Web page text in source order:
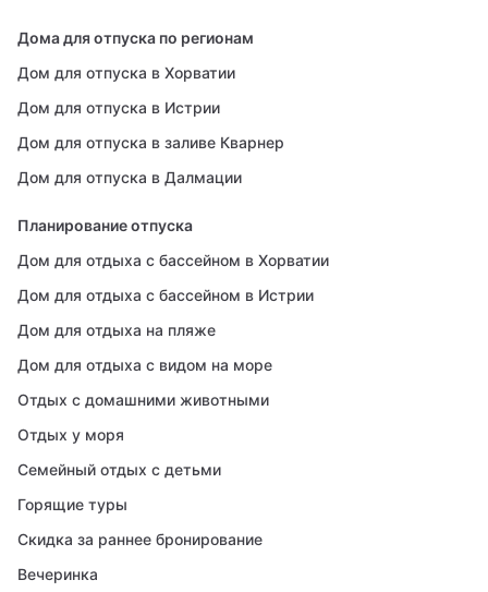
Дома для отпуска по регионам
Дом для отпуска в Хорватии
Дом для отпуска в Истрии
Дом для отпуска в заливе Кварнер
Дом для отпуска в Далмации
Планирование отпуска
Дом для отдыха с бассейном в Хорватии
Дом для отдыха с бассейном в Истрии
Дом для отдыха на пляже
Дом для отдыха с видом на море
Отдых с домашними животными
Отдых у моря
Семейный отдых с детьми
Горящие туры
Скидка за раннее бронирование
Вечеринка